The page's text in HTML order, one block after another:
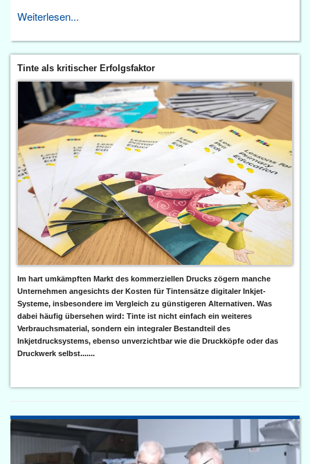
Weiterlesen...
Tinte als kritischer Erfolgsfaktor
Im hart umkämpften Markt des kommerziellen Drucks zögern manche
Unternehmen angesichts der Kosten für Tintensätze digitaler Inkjet-
Systeme, insbesondere im Vergleich zu günstigeren Alternativen. Was
dabei häufig übersehen wird: Tinte ist nicht einfach ein weiteres
Verbrauchsmaterial, sondern ein integraler Bestandteil des
Inkjetdrucksystems, ebenso unverzichtbar wie die Druckköpfe oder das
Druckwerk selbst.......